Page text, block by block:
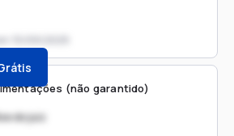
(não garantido)
do juiz